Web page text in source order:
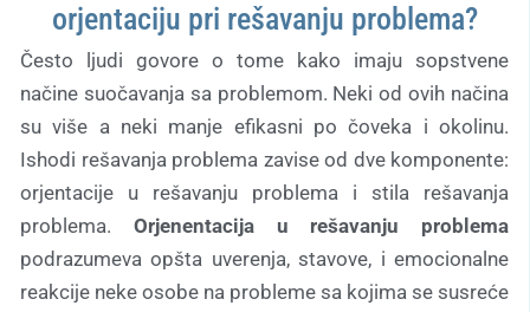
orjentaciju pri rešavanju problema?
Često ljudi govore o tome kako imaju sopstvene
načine suočavanja sa problemom. Neki od ovih načina
su više a neki manje efikasni po čoveka i okolinu.
Ishodi rešavanja problema zavise od dve komponente:
orjentacije u rešavanju problema i stila rešavanja
problema. Orjenentacija u rešavanju problema
podrazumeva opšta uverenja, stavove, i emocionalne
reakcije neke osobe na probleme sa kojima se susreće